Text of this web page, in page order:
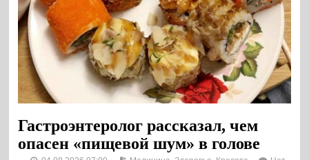
Гастроэнтеролог рассказал, чем
опасен «пищевой шум» в голове